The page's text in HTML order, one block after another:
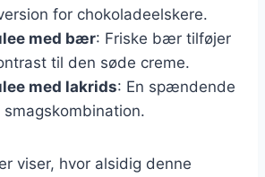
for chokoladeelskere.
med bær: Friske bær tilføjer
til den søde creme.
med lakrids: En spændende
viser, hvor alsidig denne